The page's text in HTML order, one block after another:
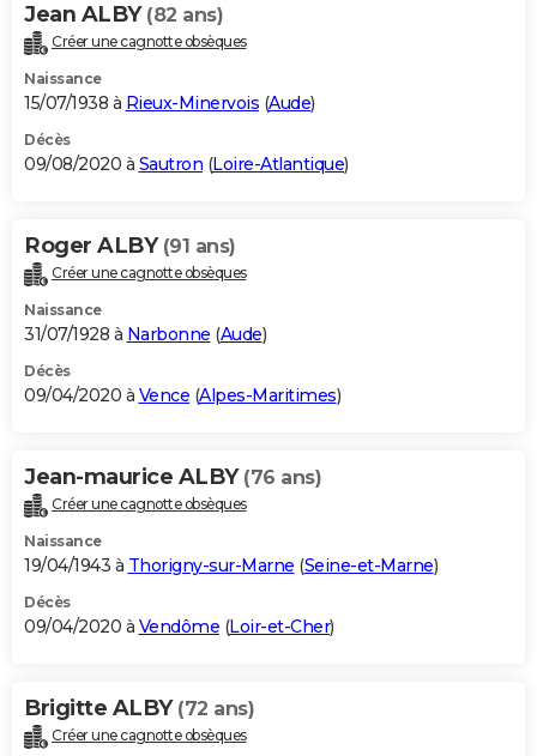
Jean ALBY (82 ans)
Créer une cagnotte obsèques
Naissance
15/07/1938 à Rieux-Minervois (Aude)
Décès
09/08/2020 à Sautron (Loire-Atlantique)
Roger ALBY (91 ans)
Créer une cagnotte obsèques
Naissance
31/07/1928 à Narbonne (Aude)
Décès
09/04/2020 à Vence (Alpes-Maritimes)
Jean-maurice ALBY (76 ans)
Créer une cagnotte obsèques
Naissance
19/04/1943 à Thorigny-sur-Marne (Seine-et-Marne)
Décès
09/04/2020 à Vendôme (Loir-et-Cher)
Brigitte ALBY (72 ans)
Créer une cagnotte obsèques